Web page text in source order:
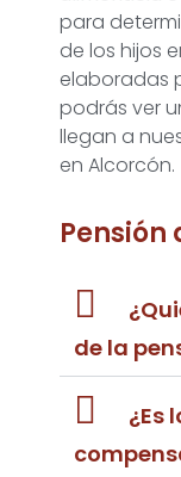
para
de los hijos
elaboradas
podrás ver
llegan a
en Alcorcón.
de la
¿Es